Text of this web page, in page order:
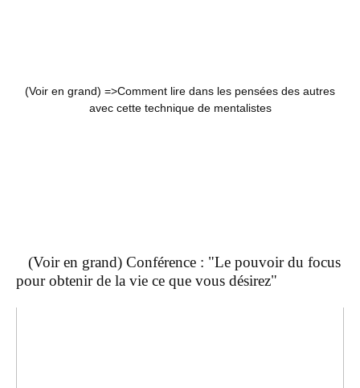
(Voir en grand) =>Comment lire dans les pensées des autres
avec cette technique de mentalistes
(Voir en grand) Conférence : "Le pouvoir du focus
pour obtenir de la vie ce que vous désirez"